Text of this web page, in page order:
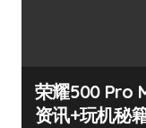
荣耀500 Pro
资讯+玩机秘